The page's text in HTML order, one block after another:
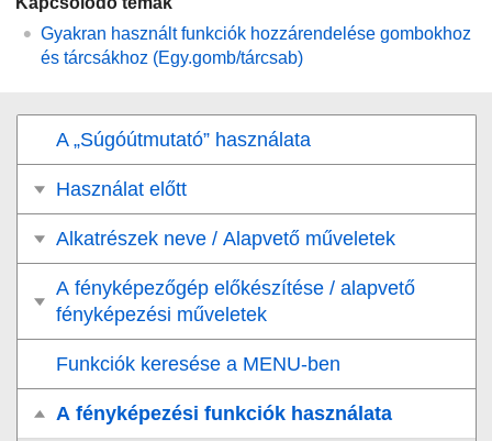
Gyakran használt funkciók hozzárendelése gombokhoz
és tárcsákhoz (Egy.gomb/tárcsab)
A „Súgóútmutató” használata
Használat előtt
Alkatrészek neve / Alapvető műveletek
A fényképezőgép előkészítése / alapvető
fényképezési műveletek
Funkciók keresése a MENU-ben
A fényképezési funkciók használata